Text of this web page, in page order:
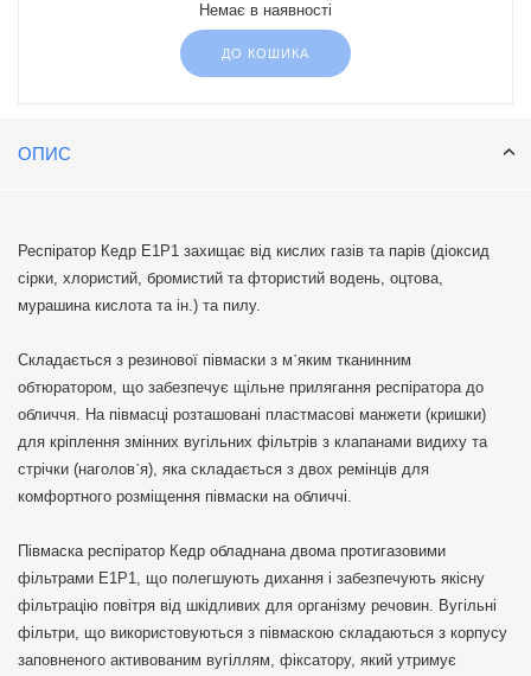
Немає в наявності
ДО КОШИКА
ОПИС
Респіратор Кедр Е1Р1 захищає від кислих газів та парів (діоксид
сірки, хлористий, бромистий та фтористий водень, оцтова,
мурашина кислота та ін.) та пилу.
Складається з резинової півмаски з м᾿яким тканинним
обтюратором, що забезпечує щільне прилягання респіратора до
обличчя. На півмасці розташовані пластмасові манжети (кришки)
для кріплення змінних вугільних фільтрів з клапанами видиху та
стрічки (наголов᾿я), яка складається з двох ремінців для
комфортного розміщення півмаски на обличчі.
Півмаска респіратор Кедр обладнана двома протигазовими
фільтрами Е1Р1, що полегшують дихання і забезпечують якісну
фільтрацію повітря від шкідливих для організму речовин. Вугільні
фільтри, що використовуються з півмаскою складаються з корпусу
заповненого активованим вугіллям, фіксатору, який утримує